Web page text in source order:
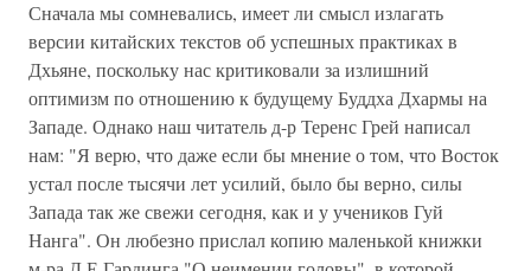
Сначала мы сомневались, имеет ли смысл излагать
версии китайских текстов об успешных практиках в
Дхьяне, поскольку нас критиковали за излишний
оптимизм по отношению к будущему Буддха Дхармы на
Западе. Однако наш читатель д-р Теренс Грей написал
нам: "Я верю, что даже если бы мнение о том, что Восток
устал после тысячи лет усилий, было бы верно, силы
Запада так же свежи сегодня, как и у учеников Гуй
Нанга". Он любезно прислал копию маленькой книжки